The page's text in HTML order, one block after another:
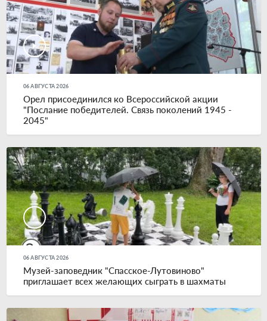
06 АВГУСТА 2026
Орел присоединился ко Всероссийской акции
"Послание победителей. Связь поколений 1945 -
2045"
06 АВГУСТА 2026
Музей-заповедник "Спасское-Лутовиново"
приглашает всех желающих сыграть в шахматы